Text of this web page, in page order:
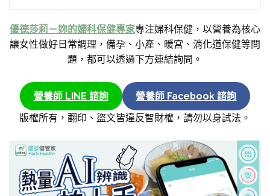
優德莎莉－妳的婦科保健專家專注婦科保健，以營養為核心
讓女性做好日常調理，備孕、小產、暖宮、消化道保健等問
題，都可以透過下方連結詢問。
營養師 LINE 諮詢
營養師 Facebook 諮詢
版權所有，翻印、盜文皆違反智財權，請勿以身試法。